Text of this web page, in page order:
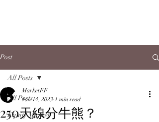
Post
All Posts
Equity Market
All Posts
250天線分牛熊？
MarketFF
Jan 14, 2023 1 min read